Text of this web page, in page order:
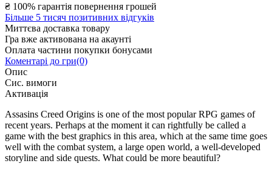
₴ 100% гарантія повернення грошей
Більше 5 тисяч позитивних відгуків
Миттєва доставка товару
Гра вже активована на акаунті
Оплата частини покупки бонусами
Коментарі до гри(0)
Опис
Сис. вимоги
Активація
Assasins Creed Origins is one of the most popular RPG games of
recent years. Perhaps at the moment it can rightfully be called a
game with the best graphics in this area, which at the same time goes
well with the combat system, a large open world, a well-developed
storyline and side quests. What could be more beautiful?